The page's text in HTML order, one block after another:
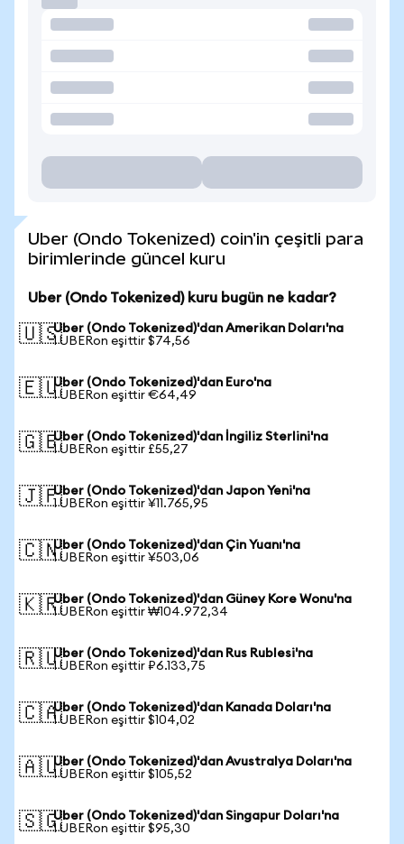
Uber (Ondo Tokenized) coin'in çeşitli para
birimlerinde güncel kuru
Uber (Ondo Tokenized) kuru bugün ne kadar?
🇺🇸Uber (Ondo Tokenized)'dan Amerikan Doları'na
1 UBERon eşittir $74,56
🇪🇺Uber (Ondo Tokenized)'dan Euro'na
1 UBERon eşittir €64,49
🇬🇧Uber (Ondo Tokenized)'dan İngiliz Sterlini'na
1 UBERon eşittir £55,27
🇯🇵Uber (Ondo Tokenized)'dan Japon Yeni'na
1 UBERon eşittir ¥11.765,95
🇨🇳Uber (Ondo Tokenized)'dan Çin Yuanı'na
1 UBERon eşittir ¥503,06
🇰🇷Uber (Ondo Tokenized)'dan Güney Kore Wonu'na
1 UBERon eşittir ₩104.972,34
🇷🇺Uber (Ondo Tokenized)'dan Rus Rublesi'na
1 UBERon eşittir ₽6.133,75
🇨🇦Uber (Ondo Tokenized)'dan Kanada Doları'na
1 UBERon eşittir $104,02
🇦🇺Uber (Ondo Tokenized)'dan Avustralya Doları'na
1 UBERon eşittir $105,52
🇸🇬Uber (Ondo Tokenized)'dan Singapur Doları'na
1 UBERon eşittir $95,30